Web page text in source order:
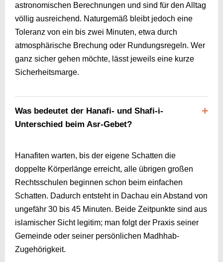
astronomischen Berechnungen und sind für den Alltag
völlig ausreichend. Naturgemäß bleibt jedoch eine
Toleranz von ein bis zwei Minuten, etwa durch
atmosphärische Brechung oder Rundungsregeln. Wer
ganz sicher gehen möchte, lässt jeweils eine kurze
Sicherheitsmarge.
Was bedeutet der Hanafi- und Shafi-i-
Unterschied beim Asr-Gebet?
Hanafiten warten, bis der eigene Schatten die
doppelte Körperlänge erreicht, alle übrigen großen
Rechtsschulen beginnen schon beim einfachen
Schatten. Dadurch entsteht in Dachau ein Abstand von
ungefähr 30 bis 45 Minuten. Beide Zeitpunkte sind aus
islamischer Sicht legitim; man folgt der Praxis seiner
Gemeinde oder seiner persönlichen Madhhab-
Zugehörigkeit.